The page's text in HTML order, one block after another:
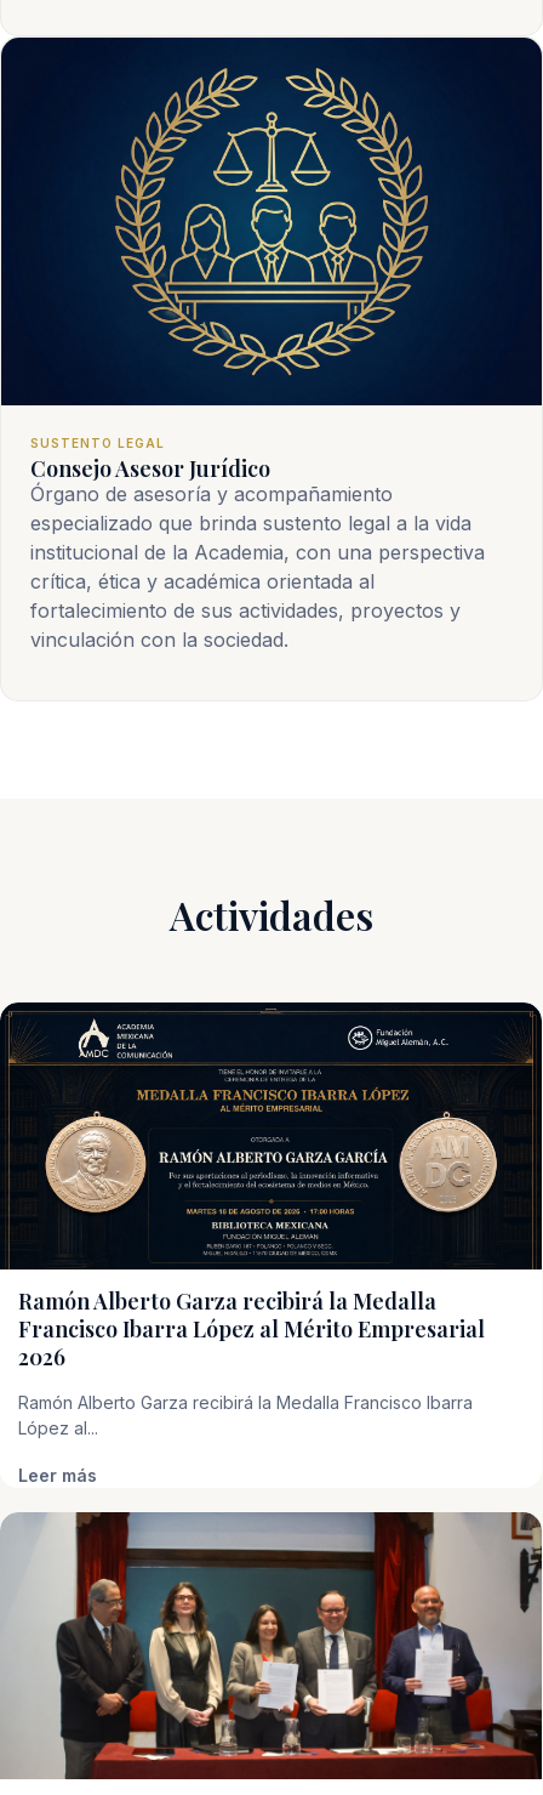
SUSTENTO LEGAL
Consejo Asesor Jurídico
Órgano de asesoría y acompañamiento
especializado que brinda sustento legal a la vida
institucional de la Academia, con una perspectiva
crítica, ética y académica orientada al
fortalecimiento de sus actividades, proyectos y
vinculación con la sociedad.
Actividades
Ramón Alberto Garza recibirá la Medalla
Francisco Ibarra López al Mérito Empresarial
2026
Ramón Alberto Garza recibirá la Medalla Francisco Ibarra
López al...
Leer más